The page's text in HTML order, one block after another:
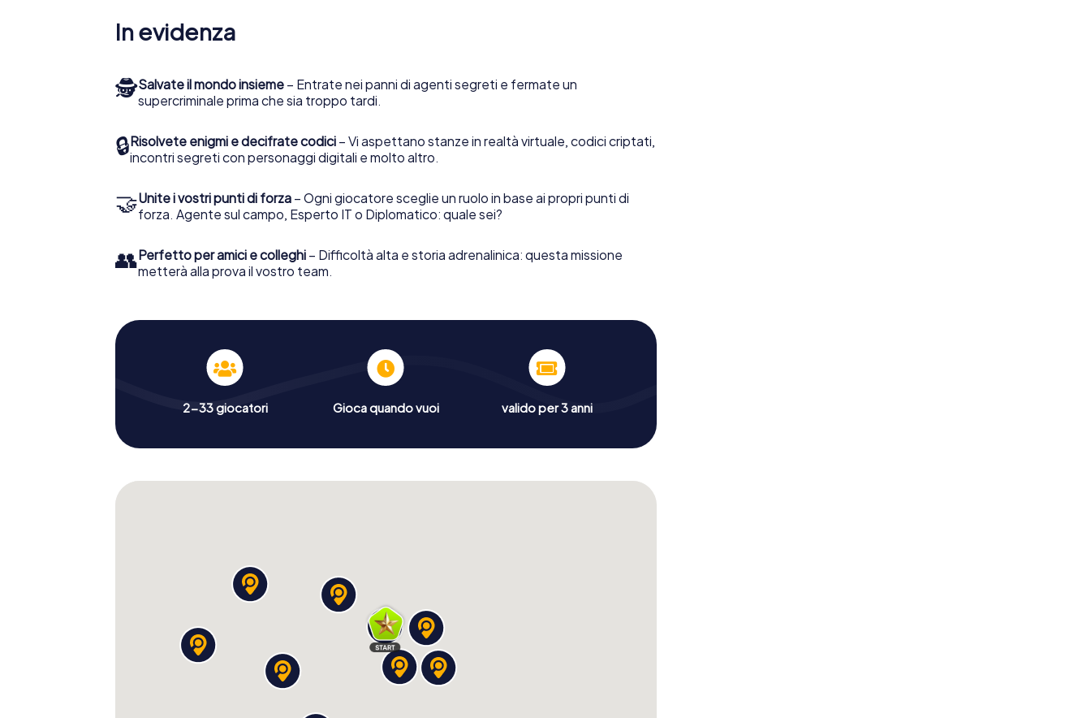
In evidenza
🕵Salvate il mondo insieme – Entrate nei panni di agenti segreti e fermate un
supercriminale prima che sia troppo tardi.
🔒Risolvete enigmi e decifrate codici – Vi aspettano stanze in realtà virtuale, codici criptati,
incontri segreti con personaggi digitali e molto altro.
🤝Unite i vostri punti di forza – Ogni giocatore sceglie un ruolo in base ai propri punti di
forza. Agente sul campo, Esperto IT o Diplomatico: quale sei?
👥Perfetto per amici e colleghi – Difficoltà alta e storia adrenalinica: questa missione
metterà alla prova il vostro team.
2-33 giocatori Gioca quando vuoi valido per 3 anni